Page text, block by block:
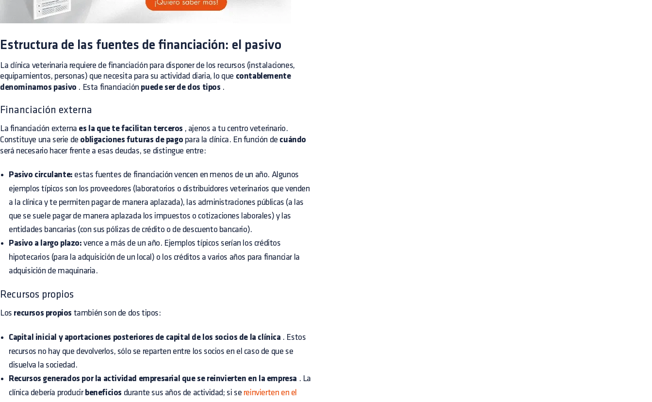
Estructura de las fuentes de financiación: el pasivo
La clínica veterinaria requiere de financiación para disponer de los recursos (instalaciones,
equipamientos, personas) que necesita para su actividad diaria, lo que contablemente
denominamos pasivo . Esta financiación puede ser de dos tipos .
Financiación externa
La financiación externa es la que te facilitan terceros , ajenos a tu centro veterinario.
Constituye una serie de obligaciones futuras de pago para la clínica. En función de cuándo
será necesario hacer frente a esas deudas, se distingue entre:
Pasivo circulante: estas fuentes de financiación vencen en menos de un año. Algunos
ejemplos típicos son los proveedores (laboratorios o distribuidores veterinarios que venden
a la clínica y te permiten pagar de manera aplazada), las administraciones públicas (a las
que se suele pagar de manera aplazada los impuestos o cotizaciones laborales) y las
entidades bancarias (con sus pólizas de crédito o de descuento bancario).
Pasivo a largo plazo: vence a más de un año. Ejemplos típicos serían los créditos
hipotecarios (para la adquisición de un local) o los créditos a varios años para financiar la
adquisición de maquinaria.
Recursos propios
Los recursos propios también son de dos tipos:
Capital inicial y aportaciones posteriores de capital de los socios de la clínica . Estos
recursos no hay que devolverlos, sólo se reparten entre los socios en el caso de que se
disuelva la sociedad.
Recursos generados por la actividad empresarial que se reinvierten en la empresa . La
clínica debería producir beneficios durante sus años de actividad; si se reinvierten en el